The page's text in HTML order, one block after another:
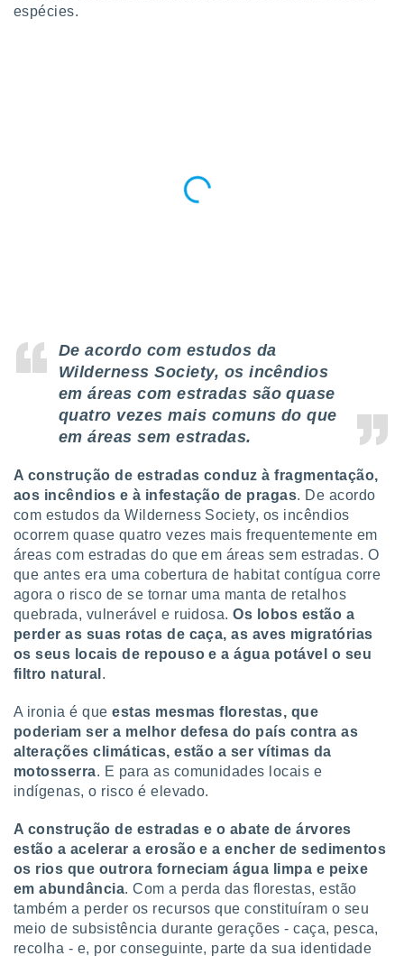
espécies.
De acordo com estudos da
Wilderness Society, os incêndios
em áreas com estradas são quase
quatro vezes mais comuns do que
em áreas sem estradas.
A construção de estradas conduz à fragmentação,
aos incêndios e à infestação de pragas. De acordo
com estudos da Wilderness Society, os incêndios
ocorrem quase quatro vezes mais frequentemente em
áreas com estradas do que em áreas sem estradas. O
que antes era uma cobertura de habitat contígua corre
agora o risco de se tornar uma manta de retalhos
quebrada, vulnerável e ruidosa.Os lobos estão a
perder as suas rotas de caça, as aves migratórias
os seus locais de repouso e a água potável o seu
filtro natural .
A ironia é queestas mesmas florestas, que
poderiam ser a melhor defesa do país contra as
alterações climáticas, estão a ser vítimas da
motosserra. E para as comunidades locais e
indígenas, o risco é elevado.
A construção de estradas e o abate de árvores
estão a acelerar a erosão e a encher de sedimentos
os rios que outrora forneciam água limpa e peixe
em abundância. Com a perda das florestas, estão
também a perder os recursos que constituíram o seu
meio de subsistência durante gerações - caça, pesca,
recolha - e, por conseguinte, parte da sua identidade